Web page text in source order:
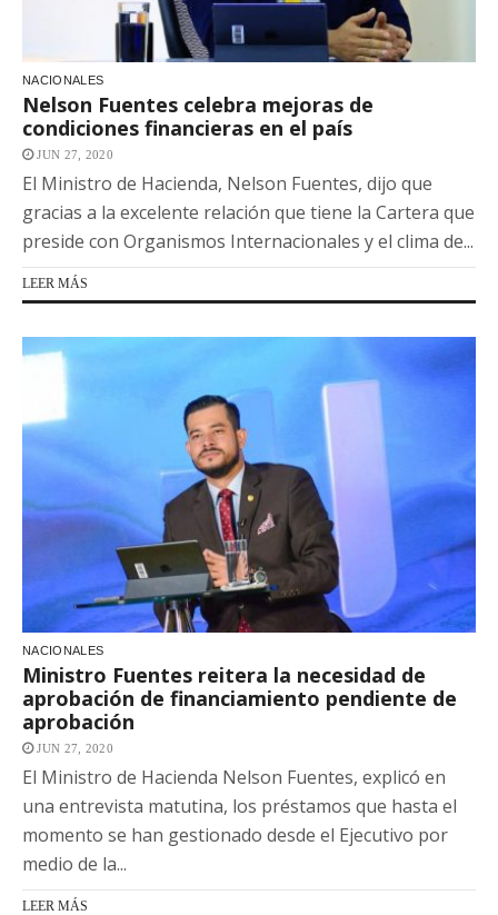
NACIONALES
Nelson Fuentes celebra mejoras de
condiciones financieras en el país
JUN 27, 2020
El Ministro de Hacienda, Nelson Fuentes, dijo que
gracias a la excelente relación que tiene la Cartera que
preside con Organismos Internacionales y el clima de...
LEER MÁS
NACIONALES
Ministro Fuentes reitera la necesidad de
aprobación de financiamiento pendiente de
aprobación
JUN 27, 2020
El Ministro de Hacienda Nelson Fuentes, explicó en
una entrevista matutina, los préstamos que hasta el
momento se han gestionado desde el Ejecutivo por
medio de la...
LEER MÁS